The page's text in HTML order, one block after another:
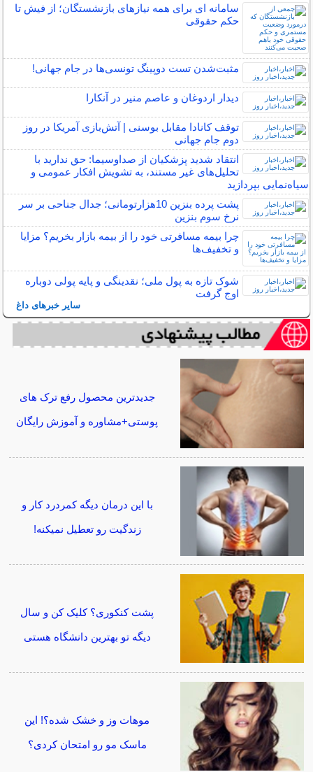
سامانه ای برای همه نیازهای بازنشستگان؛ از فیش تا
حکم حقوقی
مثبت‌شدن تست دوپینگ تونسی‌ها در جام جهانی!
دیدار اردوغان و عاصم منیر در آنکارا
توقف کانادا مقابل بوسنی | آتش‌بازی آمریکا در روز
دوم جام جهانی
انتقاد شدید پزشکیان از صداوسیما: حق ندارید با
تحلیل‌های غیر مستند، به تشویش افکار عمومی و
سیاه‌نمایی بپردازید
پشت پرده بنزین 10‌هزارتومانی؛ جدال جناحی بر سر
نرخ سوم بنزین
چرا بیمه مسافرتی خود را از بیمه بازار بخریم؟ مزایا
و تخفیف‌ها
شوک تازه به پول ملی؛ نقدینگی و پایه پولی دوباره
اوج گرفت
سایر خبرهای داغ
جدیدترین محصول رفع ترک های
پوستی+مشاوره و آموزش رایگان
با این درمان دیگه کمردرد کار و
زندگیت رو تعطیل نمیکنه!
پشت کنکوری؟ کلیک کن و سال
دیگه تو بهترین دانشگاه هستی
موهات وز و خشک شده؟! این
ماسک مو رو امتحان کردی؟